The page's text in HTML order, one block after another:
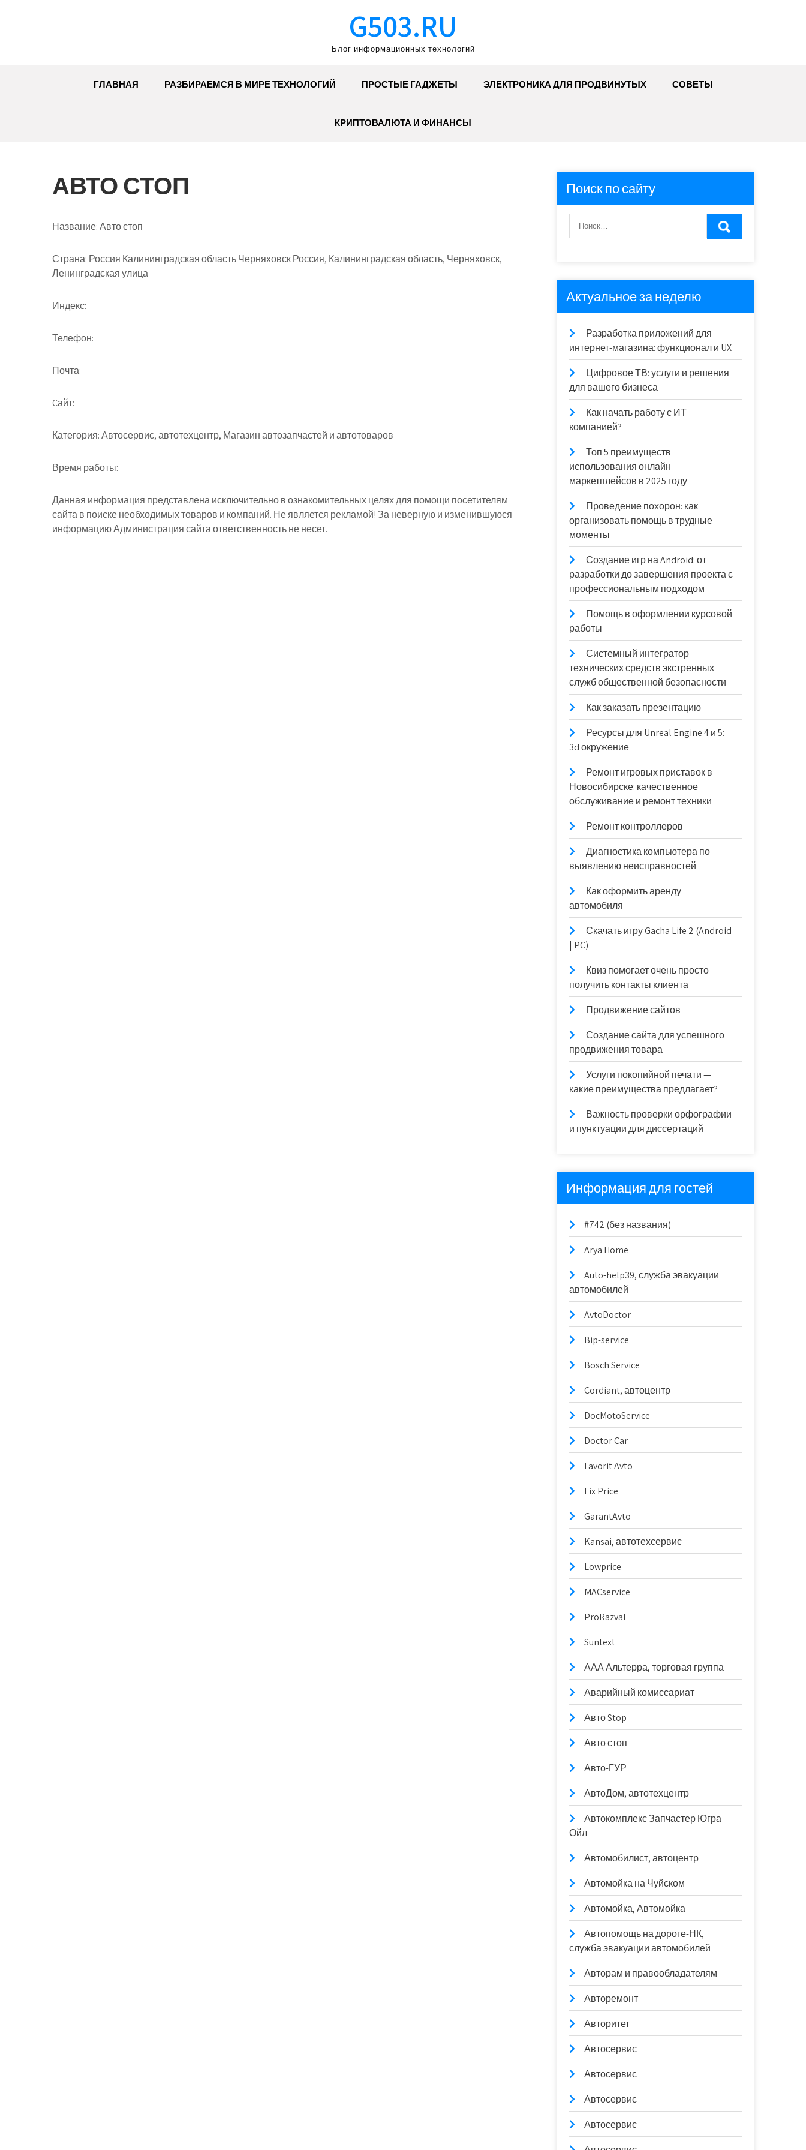
G503.RU
Блог информационных технологий
ГЛАВНАЯ РАЗБИРАЕМСЯ В МИРЕ ТЕХНОЛОГИЙ ПРОСТЫЕ ГАДЖЕТЫ ЭЛЕКТРОНИКА ДЛЯ ПРОДВИНУТЫХ СОВЕТЫ
КРИПТОВАЛЮТА И ФИНАНСЫ
АВТО СТОП
Название:Авто стоп
Страна: Россия Калининградская область Черняховск Россия, Калининградская область, Черняховск,
Ленинградская улица
Индекс:
Телефон:
Почта:
Cайт:
Категория:Автосервис, автотехцентр, Магазин автозапчастей и автотоваров
Время работы:
Данная информация представлена исключительно в ознакомительных целях для помощи посетителям
сайта в поиске необходимых товаров и компаний. Не является рекламой! За неверную и изменившуюся
информацию Администрация сайта ответственность не несет.
Поиск по сайту
Актуальное за неделю
Разработка приложений для
интернет-магазина: функционал и UX
Цифровое ТВ: услуги и решения
для вашего бизнеса
Как начать работу с ИТ-
компанией?
Топ 5 преимуществ
использования онлайн-
маркетплейсов в 2025 году
Проведение похорон: как
организовать помощь в трудные
моменты
Создание игр на Android: от
разработки до завершения проекта с
профессиональным подходом
Помощь в оформлении курсовой
работы
Системный интегратор
технических средств экстренных
служб общественной безопасности
Как заказать презентацию
Ресурсы для Unreal Engine 4 и 5:
3d окружение
Ремонт игровых приставок в
Новосибирске: качественное
обслуживание и ремонт техники
Ремонт контроллеров
Диагностика компьютера по
выявлению неисправностей
Как оформить аренду
автомобиля
Скачать игру Gacha Life 2 (Android
| PC)
Квиз помогает очень просто
получить контакты клиента
Продвижение сайтов
Создание сайта для успешного
продвижения товара
Услуги покопийной печати —
какие преимущества предлагает?
Важность проверки орфографии
и пунктуации для диссертаций
Информация для гостей
#742 (без названия)
Arya Home
Auto-help39, служба эвакуации
автомобилей
AvtoDoctor
Bip-service
Bosch Service
Cordiant, автоцентр
DocMotoService
Doctor Car
Favorit Avto
Fix Price
GarantAvto
Kansai, автотехсервис
Lowprice
MACservice
ProRazval
Suntext
ААА Альтерра, торговая группа
Аварийный комиссариат
Авто Stop
Авто стоп
Авто-ГУР
АвтоДом, автотехцентр
Автокомплекс Запчастер Югра
Ойл
Автомобилист, автоцентр
Автомойка на Чуйском
Автомойка, Автомойка
Автопомощь на дороге-НК,
служба эвакуации автомобилей
Авторам и правообладателям
Авторемонт
Авторитет
Автосервис
Автосервис
Автосервис
Автосервис